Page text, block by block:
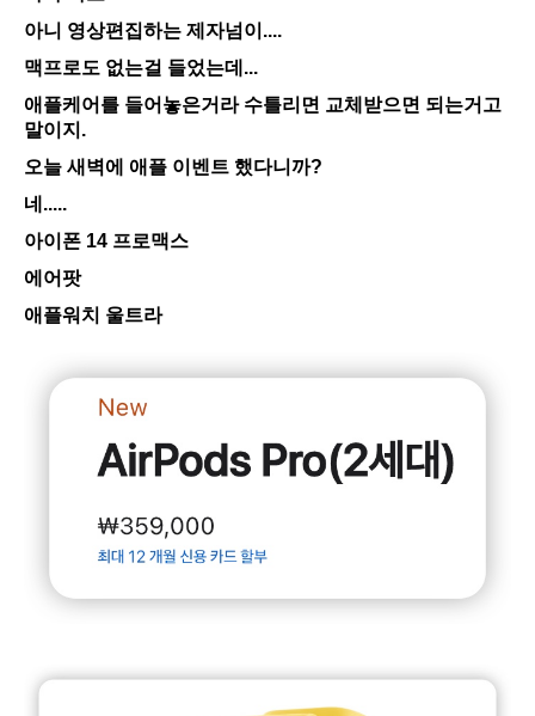
아니 영상편집하는 제자넘이....
맥프로도 없는걸 들었는데...
애플케어를 들어놓은거라 수틀리면 교체받으면 되는거고
말이지.
오늘 새벽에 애플 이벤트 했다니까?
네.....
아이폰 14 프로맥스
에어팟
애플워치 울트라